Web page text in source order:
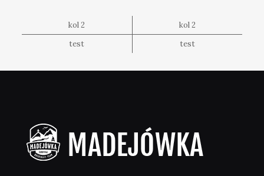
kol 2
kol 2
test
test